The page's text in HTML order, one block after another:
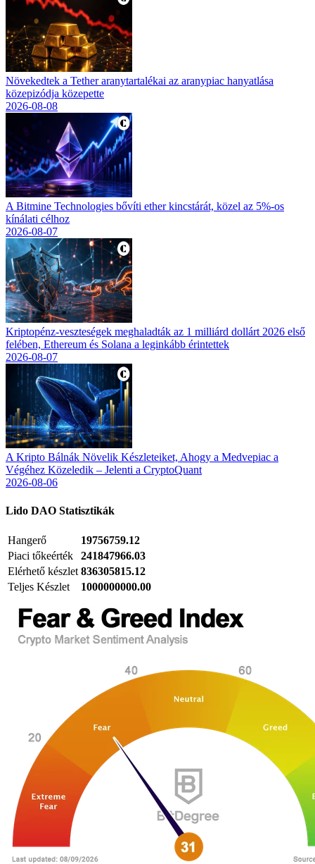
Növekedtek a Tether aranytartalékai az aranypiac hanyatlása
közepizódja közepette
2026-08-08
A Bitmine Technologies bővíti ether kincstárát, közel az 5%-os
kínálati célhoz
2026-08-07
Kriptopénz-veszteségek meghaladták az 1 milliárd dollárt 2026 első
felében, Ethereum és Solana a leginkább érintettek
2026-08-07
A Kripto Bálnák Növelik Készleteiket, Ahogy a Medvepiac a
Végéhez Közeledik – Jelenti a CryptoQuant
2026-08-06
Lido DAO Statisztikák
Hangerő
19756759.12
Piaci tőkeérték
241847966.03
Elérhető készlet 836305815.12
Teljes Készlet
1000000000.00